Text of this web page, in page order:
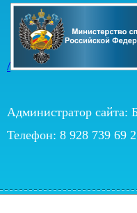
/
Администратор сайта:
Телефон: 8 928 739 69